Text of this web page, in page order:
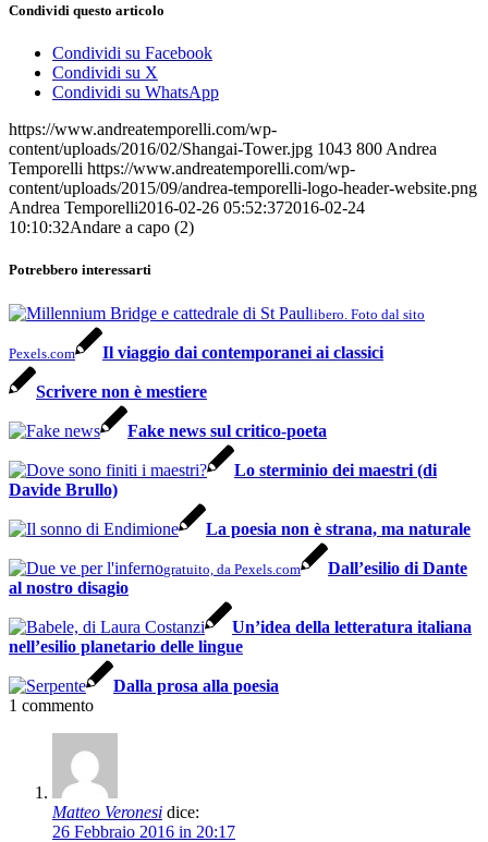
Condividi questo articolo
Condividi su Facebook
Condividi su X
Condividi su WhatsApp
https://www.andreatemporelli.com/wp-
content/uploads/2016/02/Shangai-Tower.jpg 1043 800 Andrea
Temporelli https://www.andreatemporelli.com/wp-
content/uploads/2015/09/andrea-temporelli-logo-header-website.png
Andrea Temporelli2016-02-26 05:52:372016-02-24
10:10:32Andare a capo (2)
Potrebbero interessarti
libero. Foto dal sito
Pexels.com Il viaggio dai contemporanei ai classici
Scrivere non è mestiere
Fake news sul critico-poeta
Lo sterminio dei maestri (di
Davide Brullo)
La poesia non è strana, ma naturale
gratuito, da Pexels.com
Dall’esilio di Dante
al nostro disagio
Un’idea della letteratura italiana
nell’esilio planetario delle lingue
Dalla prosa alla poesia
1 commento
Matteo Veronesi dice:
26 Febbraio 2016 in 20:17